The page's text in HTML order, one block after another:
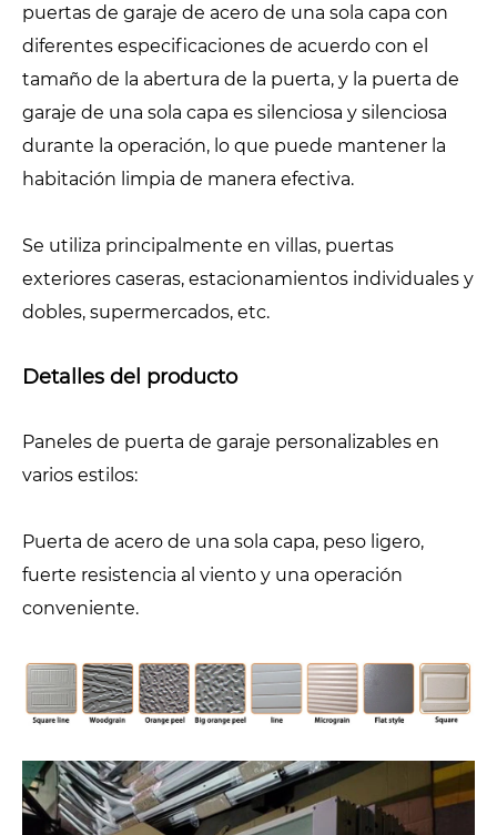
puertas de garaje de acero de una sola capa con
diferentes especificaciones de acuerdo con el
tamaño de la abertura de la puerta, y la puerta de
garaje de una sola capa es silenciosa y silenciosa
durante la operación, lo que puede mantener la
habitación limpia de manera efectiva.
Se utiliza principalmente en villas, puertas
exteriores caseras, estacionamientos individuales y
dobles, supermercados, etc.
Detalles del producto
Paneles de puerta de garaje personalizables en
varios estilos:
Puerta de acero de una sola capa, peso ligero,
fuerte resistencia al viento y una operación
conveniente.